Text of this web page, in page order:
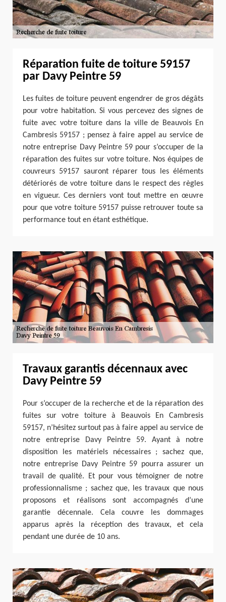
Réparation fuite de toiture 59157
par Davy Peintre 59
Les fuites de toiture peuvent engendrer de gros dégâts
pour votre habitation. Si vous percevez des signes de
fuite avec votre toiture dans la ville de Beauvois En
Cambresis 59157 ; pensez à faire appel au service de
notre entreprise Davy Peintre 59 pour s’occuper de la
réparation des fuites sur votre toiture. Nos équipes de
couvreurs 59157 sauront réparer tous les éléments
détériorés de votre toiture dans le respect des règles
en vigueur. Ces derniers vont tout mettre en œuvre
pour que votre toiture 59157 puisse retrouver toute sa
performance tout en étant esthétique.
Travaux garantis décennaux avec
Davy Peintre 59
Pour s’occuper de la recherche et de la réparation des
fuites sur votre toiture à Beauvois En Cambresis
59157, n’hésitez surtout pas à faire appel au service de
notre entreprise Davy Peintre 59. Ayant à notre
disposition les matériels nécessaires ; sachez que,
notre entreprise Davy Peintre 59 pourra assurer un
travail de qualité. Et pour vous témoigner de notre
professionnalisme ; sachez que, les travaux que nous
proposons et réalisons sont accompagnés d’une
garantie décennale. Cela couvre les dommages
apparus après la réception des travaux, et cela
pendant une durée de 10 ans.